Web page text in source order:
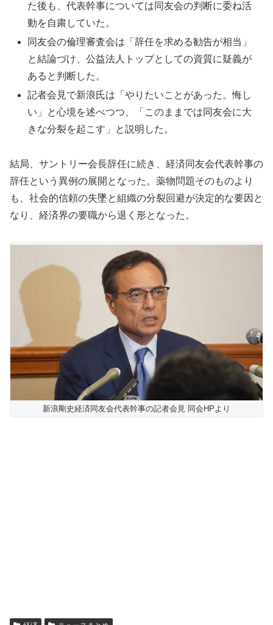
た後も、代表幹事については同友会の判断に委ね活
動を自粛していた。
同友会の倫理審査会は「辞任を求める勧告が相当」
と結論づけ、公益法人トップとしての資質に疑義が
あると判断した。
記者会見で新浪氏は「やりたいことがあった。悔し
い」と心境を述べつつ、「このままでは同友会に大
きな分裂を起こす」と説明した。
結局、サントリー会長辞任に続き、経済同友会代表幹事の
辞任という異例の展開となった。薬物問題そのものより
も、社会的信頼の失墜と組織の分裂回避が決定的な要因と
なり、経済界の要職から退く形となった。
新浪剛史経済同友会代表幹事の記者会見 同会HPより